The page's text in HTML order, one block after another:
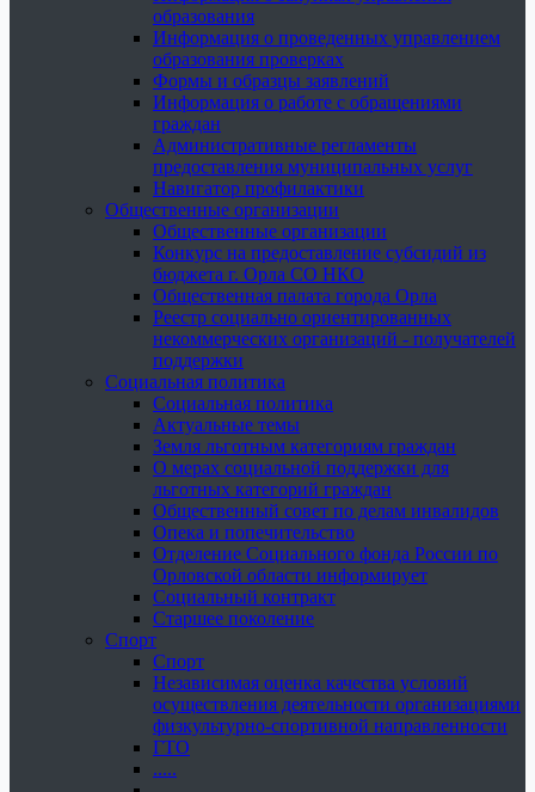
образования
Информация о проведенных управлением
образования проверках
Формы и образцы заявлений
Информация о работе с обращениями
граждан
Административные регламенты
предоставления муниципальных услуг
Навигатор профилактики
Общественные организации
Общественные организации
Конкурс на предоставление субсидий из
бюджета г. Орла СО НКО
Общественная палата города Орла
Реестр социально ориентированных
некоммерческих организаций - получателей
поддержки
Социальная политика
Социальная политика
Актуальные темы
Земля льготным категориям граждан
О мерах социальной поддержки для
льготных категорий граждан
Общественный совет по делам инвалидов
Опека и попечительство
Отделение Социального фонда России по
Орловской области информирует
Социальный контракт
Старшее поколение
Спорт
Спорт
Независимая оценка качества условий
осуществления деятельности организациями
физкультурно-спортивной направленности
ГТО
.....